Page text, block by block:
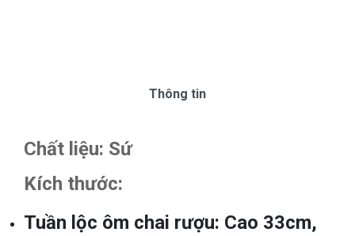
Thông tin
Chất liệu: Sứ
Kích thước:
Tuần lộc ôm chai rượu: Cao 33cm,